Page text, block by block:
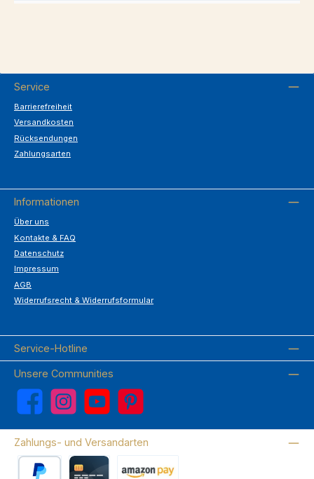
Service
Barrierefreiheit
Versandkosten
Rücksendungen
Zahlungsarten
Informationen
Über uns
Kontakte & FAQ
Datenschutz
Impressum
AGB
Widerrufsrecht & Widerrufsformular
Service-Hotline
Unsere Communities
Facebook Instagram YouTube Pinterest
Zahlungs- und Versandarten